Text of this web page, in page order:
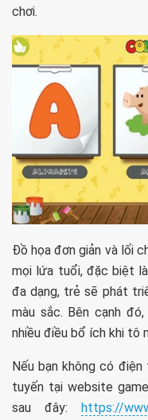
chơi.
Đồ họa đơn giản và lối
mọi lứa tuổi, đặc biệt
đa dạng, trẻ sẽ phát
màu sắc. Bên cạnh
nhiều điều bổ ích khi tô
Nếu bạn không có
tuyến tại website
sau đây:
https://